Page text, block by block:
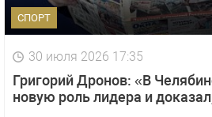
СПОРТ
30 июля 2026 17:35
Григорий Дронов: «В
новую роль лидера и